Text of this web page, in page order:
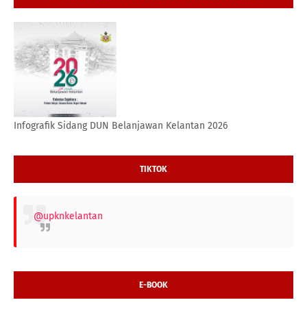
Infografik Sidang DUN Belanjawan Kelantan 2026
TIKTOK
@upknkelantan
E-BOOK